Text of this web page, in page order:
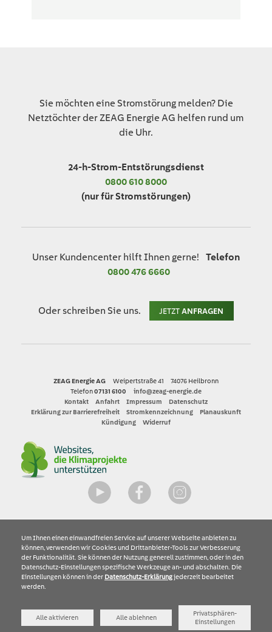
Sie möchten eine Stromstörung melden? Die
Netztöchter der ZEAG Energie AG helfen rund um
die Uhr.
24-h-Strom-Entstörungsdienst
0800 610 8000
(nur für Stromstörungen)
Unser Kundencenter hilft Ihnen gerne!
Telefon
0800 476 6660
Oder schreiben Sie uns. JETZTANFRAGEN
ZEAG Energie AG Weipertstraße 41
74076 Heilbronn
Telefon07131 6100
info@zeag-energie.de
Kontakt
Anfahrt Impressum
Datenschutz
Erklärung zur Barrierefreiheit
Stromkennzeichnung
Planauskunft
Kündigung
Widerruf
Um Ihnen einen einwandfreien Service auf unserer Webseite anbieten zu
können, verwenden wir Cookies und Drittanbieter-Tools zur Verbesserung
der Funktionalität. Sie können der Nutzung generell zustimmen, oder in den
Datenschutz-Einstellungen spezifische Werkzeuge an- und abschalten. Die
Einstellungen können in der Datenschutz-Erklärungjederzeit bearbeitet
werden.
Alle aktivieren Alle ablehnen
Privatsphären-
Einstellungen